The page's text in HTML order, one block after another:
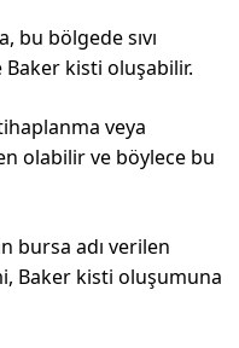
bu bölgede sıvı
kisti oluşabilir.
veya
olabilir ve böylece bu
bursa adı verilen
Baker kisti oluşumuna